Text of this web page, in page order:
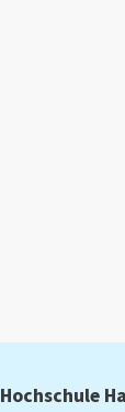
Hochschule